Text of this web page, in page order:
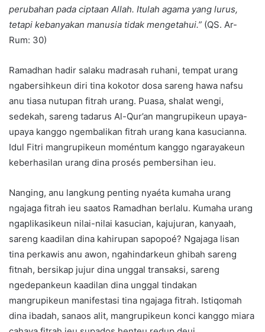
perubahan pada ciptaan Allah. Itulah agama yang lurus,
tetapi kebanyakan manusia tidak mengetahui.” (QS. Ar-
Rum: 30)
Ramadhan hadir salaku madrasah ruhani, tempat urang
ngabersihkeun diri tina kokotor dosa sareng hawa nafsu
anu tiasa nutupan fitrah urang. Puasa, shalat wengi,
sedekah, sareng tadarus Al-Qur’an mangrupikeun upaya-
upaya kanggo ngembalikan fitrah urang kana kasucianna.
Idul Fitri mangrupikeun moméntum kanggo ngarayakeun
keberhasilan urang dina prosés pembersihan ieu.
Nanging, anu langkung penting nyaéta kumaha urang
ngajaga fitrah ieu saatos Ramadhan berlalu. Kumaha urang
ngaplikasikeun nilai-nilai kasucian, kajujuran, kanyaah,
sareng kaadilan dina kahirupan sapopoé? Ngajaga lisan
tina perkawis anu awon, ngahindarkeun ghibah sareng
fitnah, bersikap jujur dina unggal transaksi, sareng
ngedepankeun kaadilan dina unggal tindakan
mangrupikeun manifestasi tina ngajaga fitrah. Istiqomah
dina ibadah, sanaos alit, mangrupikeun konci kanggo miara